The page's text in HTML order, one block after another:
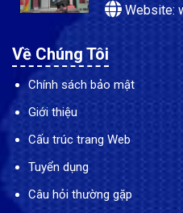
Website:
Về Chúng Tôi
Chính sách bảo mật
Giới thiệu
Cấu trúc trang Web
Tuyển dụng
Câu hỏi thường gặp